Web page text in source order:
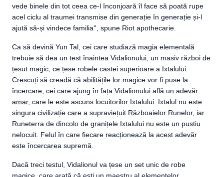
vede binele din tot ceea ce-l înconjoară îl face să poată rupe
acel ciclu al traumei transmise din generație în generație și-l
ajută să-și vindece familia'', spune Riot apothecarie.
Ca să devină Yun Tal, cei care studiază magia elementală
trebuie să dea un test înaintea Vidalionului, un masiv război de
țesut magic, ce țese robele castei superioare a Ixtalului.
Crescuți să creadă că abilitățile lor magice vor fi puse la
încercare, cei care ajung în fața Vidalionului află un adevăr
amar, care le este ascuns locuitorilor Ixtalului: Ixtalul nu este
singura civilizație care a supraviețuit Războaielor Runelor, iar
Runeterra de dincolo de granițele Ixtalului nu este un pustiu
nelocuit. Felul în care fiecare reacționează la acest adevăr
este încercarea supremă.
Dacă treci testul, Vidalionul va țese un set unic de robe